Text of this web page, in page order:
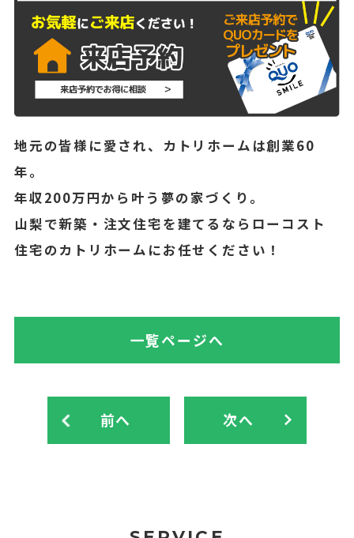
地元の皆様に愛され、カトリホームは創業60
年。
年収200万円から叶う夢の家づくり。
山梨で新築・注文住宅を建てるならローコスト
住宅のカトリホームにお任せください！
前へ
一覧ページへ
次へ